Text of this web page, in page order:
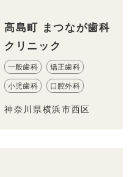
高島町 まつなが歯科
クリニック
一般歯科 矯正歯科
小児歯科 口腔外科
神奈川県横浜市西区